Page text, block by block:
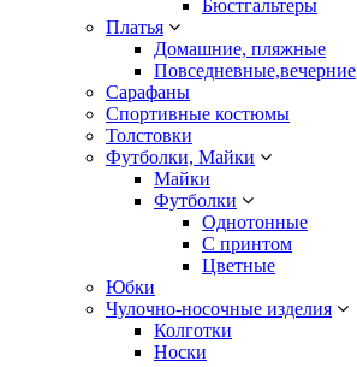
Бюстгальтеры
Платья
Домашние, пляжные
Повседневные,вечерние
Сарафаны
Спортивные костюмы
Толстовки
Футболки, Майки
Майки
Футболки
Однотонные
С принтом
Цветные
Юбки
Чулочно-носочные изделия
Колготки
Носки